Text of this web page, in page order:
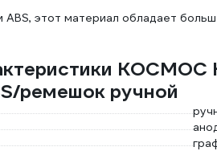
ABS, этот материал обладает
КОСМОС
ремешок ручной